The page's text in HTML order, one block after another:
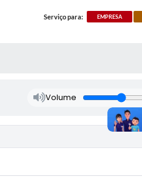
Serviço para: EMPRESA
Volume